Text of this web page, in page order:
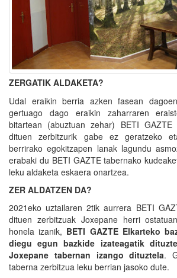
ZERGATIK ALDAKETA?
Udal eraikin berria azken fasean
gertuago dago eraikin zaharraren
bitartean (abuztuan zehar) BETI GAZTE
dituen zerbitzurik gabe ez geratzeko
berrirako egokitzapen lanak lagundu
erabaki du BETI GAZTE tabernako
leku aldaketa eskaera onartzea.
ZER ALDATZEN DA?
2021eko uztailaren 2tik aurrera BETI
dituen zerbitzuak Joxepane herri
honela izanik, BETI GAZTE Elkarteko
diegu egun bazkide izateagatik
Joxepane tabernan izango dituztela.
taberna zerbitzua leku berrian jasoko dute.